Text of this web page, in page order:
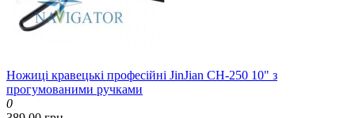
Ножиці кравецькі професійні JinJian CH-250 10" з
прогумованими ручками
0